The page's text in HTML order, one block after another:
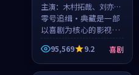
主演： 木村拓哉、刘亦菲
等
零号追缉·典藏是一部
以喜剧为核心的影视作
品，围绕危机、反转与
人物成长展开，整体节
奏紧凑，值得推荐观
95,569 9.2 喜剧